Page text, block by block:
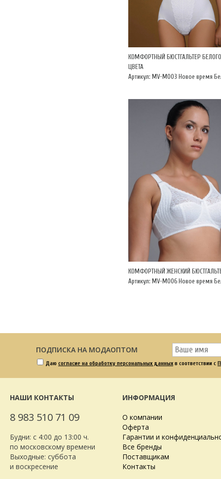
КОМФОРТНЫЙ БЮСТГАЛЬТЕР БЕЛОГО
ЦВЕТА
Артикул: MV-М003 Новое время
КОМФОРТНЫЙ ЖЕНСКИЙ
Артикул: MV-М006 Новое время
ПОДПИСКА НА МОДАОПТОМ
Даю согласие на обработку персональных данных в соответствии с
НАШИ КОНТАКТЫ
8 983 510 71 09
Будни: с 4:00 до 13:00 ч.
по московскому времени
Выходные: суббота
и воскресение
ИНФОРМАЦИЯ
О компании
Оферта
Гарантии и
Все бренды
Поставщикам
Контакты